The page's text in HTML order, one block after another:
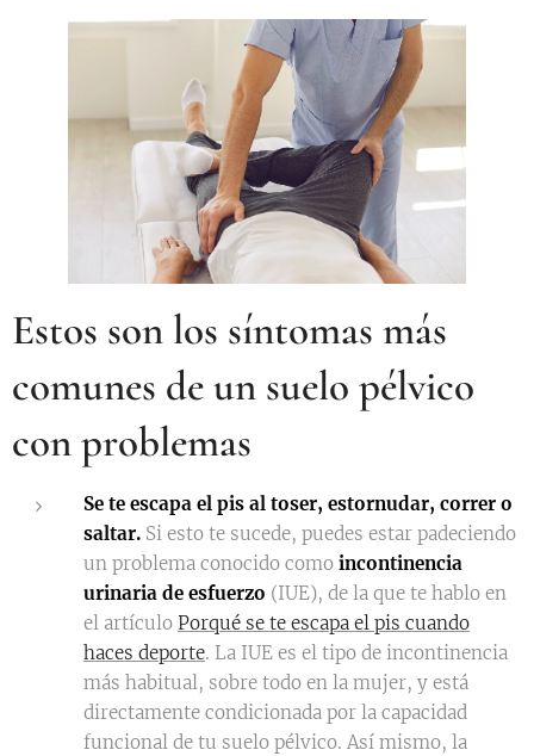
Estos son los síntomas más
comunes de un suelo pélvico
con problemas
Se te escapa el pis al toser, estornudar, correr o
saltar. Si esto te sucede, puedes estar padeciendo
un problema conocido como incontinencia
urinaria de esfuerzo (IUE), de la que te hablo en
el artículo Porqué se te escapa el pis cuando
haces deporte. La IUE es el tipo de incontinencia
más habitual, sobre todo en la mujer, y está
directamente condicionada por la capacidad
funcional de tu suelo pélvico. Así mismo, la